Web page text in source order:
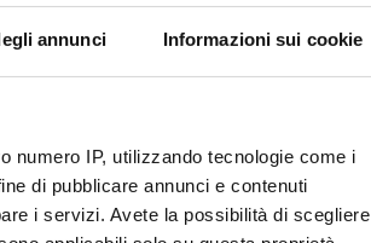
annunci Informazioni sui cookie
numero IP, utilizzando tecnologie come i
di pubblicare annunci e contenuti
i servizi. Avete la possibilità di scegliere